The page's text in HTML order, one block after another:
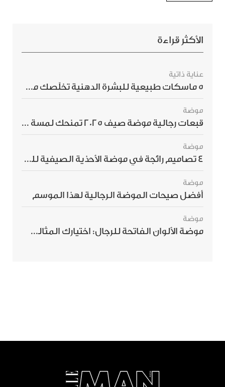
الأكثر قراءة
عناية ذاتية
5 ماسكات طبيعية للبشرة الدهنية تخلّصك من الحبوب بسرعة
موضة
قبعات رجالية موضة صيف 2025 تمنحك لمسة أناقة استثنائية
موضة
4 تصاميم رائجة في موضة الأحذية الصيفية للرجال هذا الموسم
موضة
أفضل صيحات الموضة الرجالية لهذا الموسم
موضة
موضة الألوان الفاتحة للرجال: اختيارك المثالي لإطلالة صيفية مبهرة